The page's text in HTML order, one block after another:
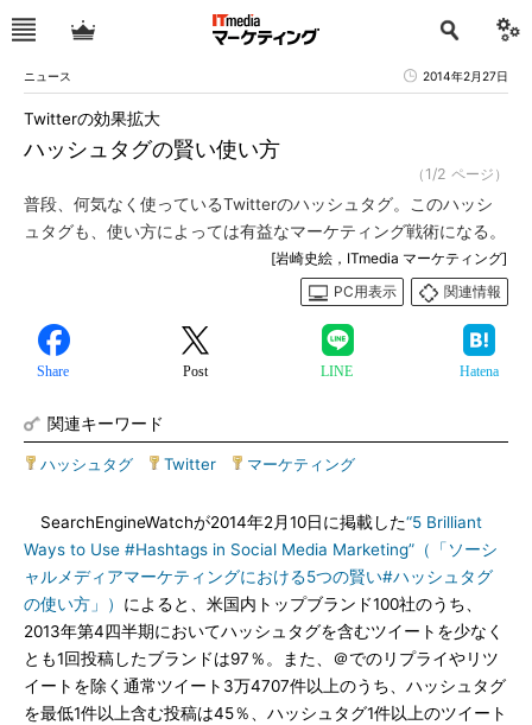
ニュース 2014年2月27日
ハッシュタグの賢い使い方
Twitterの効果拡大
（1/2 ページ）
普段、何気なく使っているTwitterのハッシュタグ。このハッシ
ュタグも、使い方によっては有益なマーケティング戦術になる。
[岩崎史絵，ITmedia マーケティング]
PC用表示
関連情報
Share Post LINE Hatena
関連キーワード
ハッシュタグ Twitter マーケティング
SearchEngineWatchが2014年2月10日に掲載した“5 Brilliant
Ways to Use #Hashtags in Social Media Marketing”（「ソーシ
ャルメディアマーケティングにおける5つの賢い#ハッシュタグ
の使い方」） によると、米国内トップブランド100社のうち、
2013年第4四半期においてハッシュタグを含むツイートを少なく
とも1回投稿したブランドは97％。また、＠でのリプライやリツ
イートを除く通常ツイート3万4707件以上のうち、ハッシュタグ
を最低1件以上含む投稿は45％、ハッシュタグ1件以上のツイート